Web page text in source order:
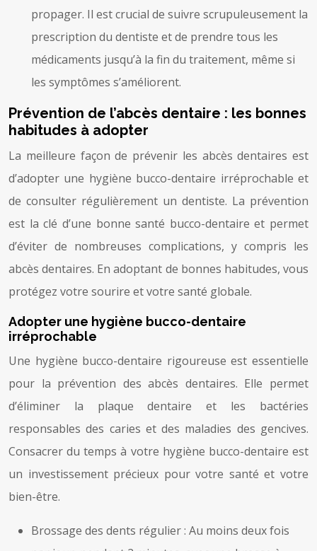
propager. Il est crucial de suivre scrupuleusement la
prescription du dentiste et de prendre tous les
médicaments jusqu’à la fin du traitement, même si
les symptômes s’améliorent.
Prévention de l’abcès dentaire : les bonnes
habitudes à adopter
La meilleure façon de prévenir les abcès dentaires est
d’adopter une hygiène bucco-dentaire irréprochable et
de consulter régulièrement un dentiste. La prévention
est la clé d’une bonne santé bucco-dentaire et permet
d’éviter de nombreuses complications, y compris les
abcès dentaires. En adoptant de bonnes habitudes, vous
protégez votre sourire et votre santé globale.
Adopter une hygiène bucco-dentaire
irréprochable
Une hygiène bucco-dentaire rigoureuse est essentielle
pour la prévention des abcès dentaires. Elle permet
d’éliminer la plaque dentaire et les bactéries
responsables des caries et des maladies des gencives.
Consacrer du temps à votre hygiène bucco-dentaire est
un investissement précieux pour votre santé et votre
bien-être.
Brossage des dents régulier : Au moins deux fois